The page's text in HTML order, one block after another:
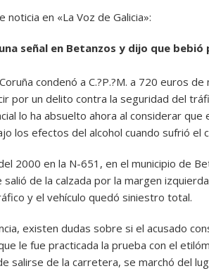
en «La Voz de Galicia»:
señal en Betanzos y dijo que bebió
condenó a C.?P.?M. a 720 euros de
por un delito contra la seguridad del
lo ha absuelto ahora al considerar que
los efectos del alcohol cuando sufrió el
2000 en la N-651, en el municipio de
de la calzada por la margen
y el vehículo quedó siniestro total.
existen dudas sobre si el acusado
le fue practicada la prueba con el
salirse de la carretera, se marchó del